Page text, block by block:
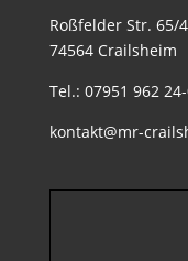
Roßfelder Str. 65/4
74564 Crailsheim
Tel.: 07951 962
kontakt@mr-